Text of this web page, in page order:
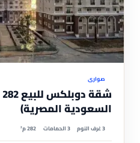
صواري
السعودية المصرية)
3 غرف النوم 3 الحمامات 282 م²